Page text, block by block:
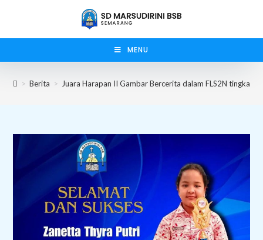
content
MENU
> Berita > Juara Harapan II Gambar Bercerita dalam FLS2N tingkat